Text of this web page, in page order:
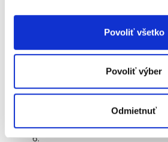
Povoliť všetko
Povoliť výber
Odmietnuť
podľa tabuľky dávkovania.
Uzavrite fľašu a dobre
prášok rozpustil.
Odstráňte uzáver a
sterilizovaným cumlíkom.